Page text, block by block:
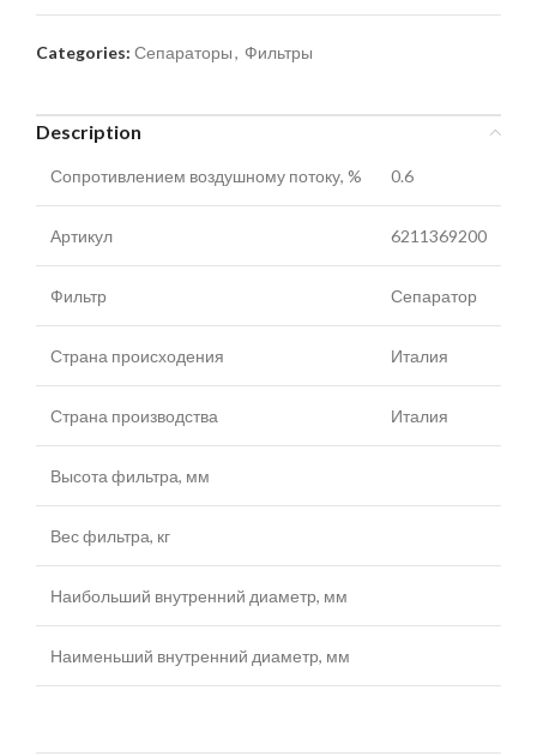
Categories: Сепараторы, Фильтры
Description
Сопротивлением воздушному потоку, % 0.6
Артикул 6211369200
Фильтр Сепаратор
Страна происходения Италия
Страна производства Италия
Высота фильтра, мм
Вес фильтра, кг
Наибольший внутренний диаметр, мм
Наименьший внутренний диаметр, мм